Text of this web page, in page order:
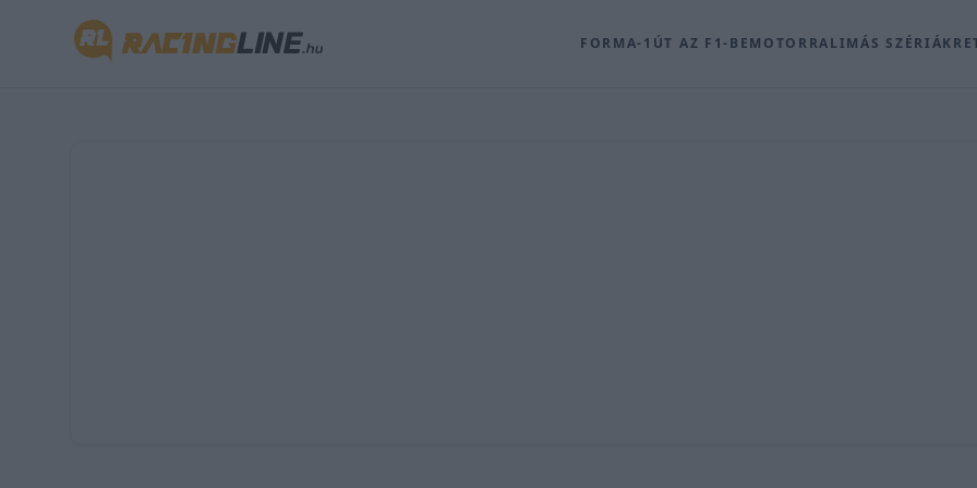
FORMA-1 ÚT AZ F1-BEMOTORRALIMÁS SZÉRIÁK